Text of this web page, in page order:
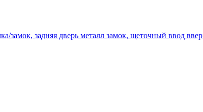
задняя дверь металл замок, щеточный ввод